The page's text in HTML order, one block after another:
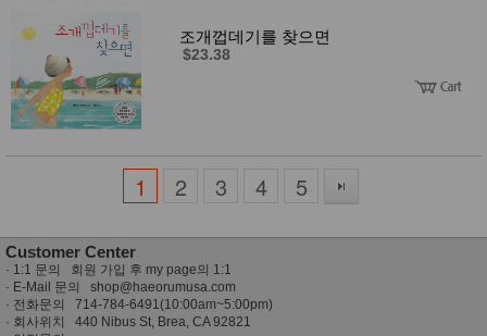
조개껍데기를 찾으면
$23.38
1 2 3 4 5
Customer Center
· 1:1 문의 회원 가입 후 my page의 1:1
· E-Mail 문의 shop@haeorumusa.com
· 전화문의 714-784-6491(10:00am~5:00pm)
· 회사위치 440 Nibus St, Brea, CA 92821